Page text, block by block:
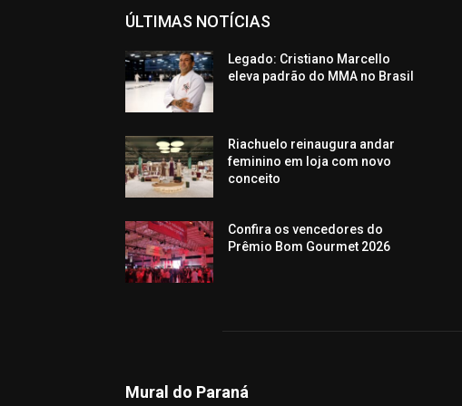
ÚLTIMAS NOTÍCIAS
Legado: Cristiano Marcello
eleva padrão do MMA no Brasil
Riachuelo reinaugura andar
feminino em loja com novo
conceito
Confira os vencedores do
Prêmio Bom Gourmet 2026
Mural do Paraná